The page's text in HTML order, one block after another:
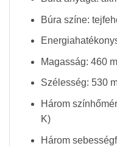
Búra színe:
Magasság: 460
Szélesség: 530
Három
K)
Három